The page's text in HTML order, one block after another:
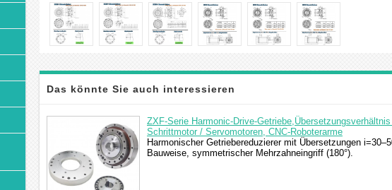
Das könnte Sie auch interessieren
ZXF-Serie Harmonic-Drive-
Schrittmotor / Servomotoren, CNC-Roboterarme
Harmonischer Getriebereduzierer mit Übersetzungen
Bauweise, symmetrischer Mehrzahneingriff (180°).